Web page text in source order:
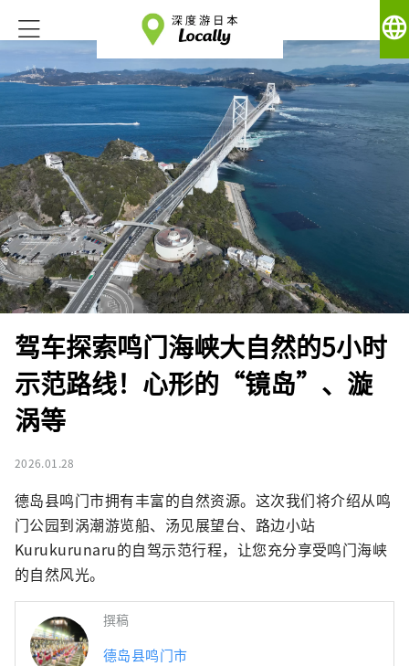
language
驾车探索鸣门海峡大自然的5小时
示范路线！心形的“镜岛”、漩
涡等
2026.01.28
德岛县鸣门市拥有丰富的自然资源。这次我们将介绍从鸣
门公园到涡潮游览船、汤见展望台、路边小站
Kurukurunaru的自驾示范行程，让您充分享受鸣门海峡
的自然风光。
撰稿
德岛县鸣门市